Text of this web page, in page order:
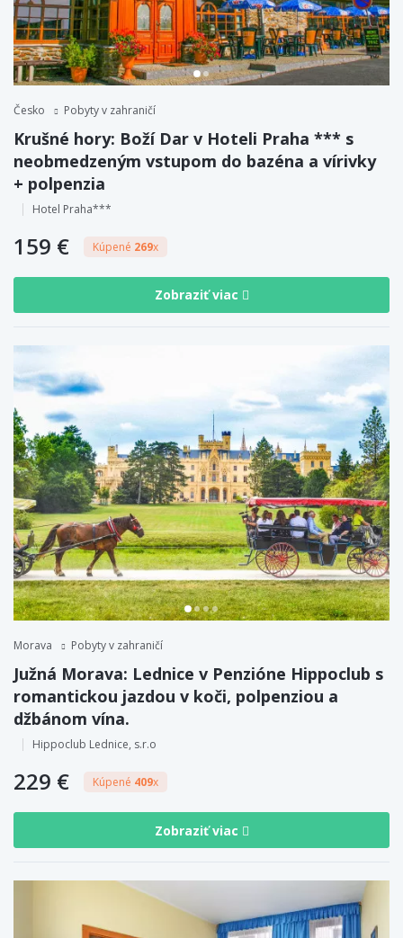
Česko Pobyty v zahraničí
Krušné hory: Boží Dar v Hoteli Praha *** s
neobmedzeným vstupom do bazéna a vírivky
+ polpenzia
Hotel Praha***
159 € Kúpené 269x
Zobraziť viac
Morava Pobyty v zahraničí
Južná Morava: Lednice v Penzióne Hippoclub s
romantickou jazdou v koči, polpenziou a
džbánom vína.
Hippoclub Lednice, s.r.o
229 € Kúpené 409x
Zobraziť viac